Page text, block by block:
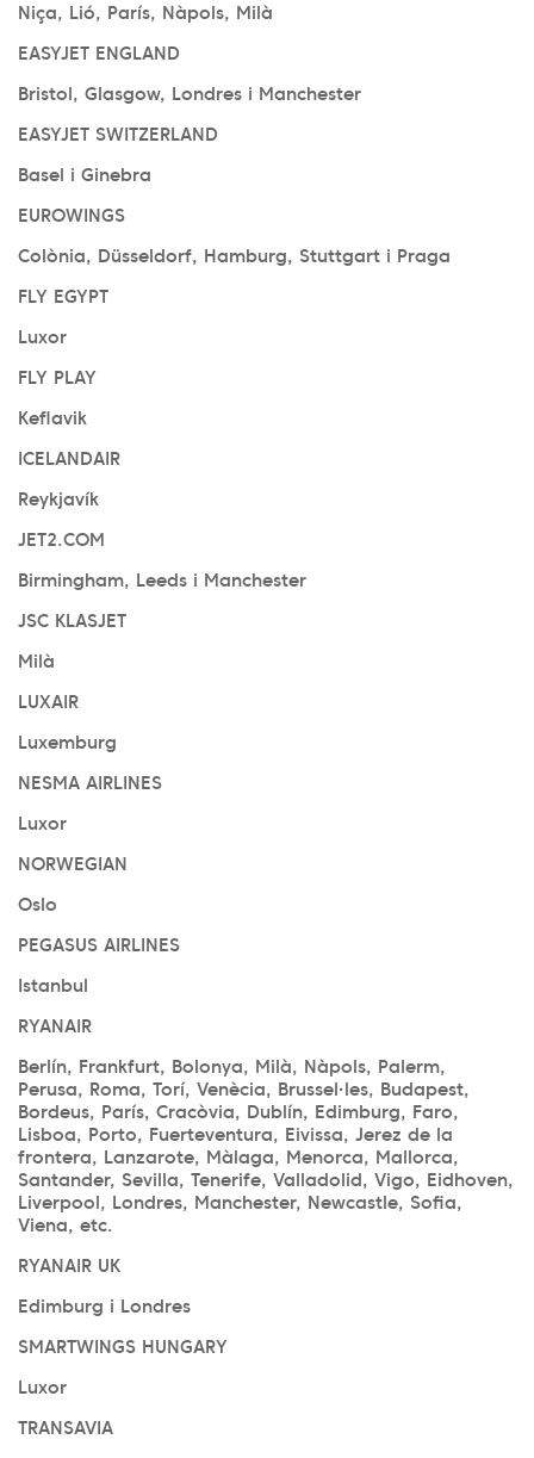
Niça, Lió, París, Nàpols, Milà
EASYJET ENGLAND
Bristol, Glasgow, Londres i Manchester
EASYJET SWITZERLAND
Basel i Ginebra
EUROWINGS
Colònia, Düsseldorf, Hamburg, Stuttgart i Praga
FLY EGYPT
Luxor
FLY PLAY
Keflavik
ICELANDAIR
Reykjavík
JET2.COM
Birmingham, Leeds i Manchester
JSC KLASJET
Milà
LUXAIR
Luxemburg
NESMA AIRLINES
Luxor
NORWEGIAN
Oslo
PEGASUS AIRLINES
Istanbul
RYANAIR
Berlín, Frankfurt, Bolonya, Milà, Nàpols, Palerm,
Perusa, Roma, Torí, Venècia, Brussel·les, Budapest,
Bordeus, París, Cracòvia, Dublín, Edimburg, Faro,
Lisboa, Porto, Fuerteventura, Eivissa, Jerez de la
frontera, Lanzarote, Màlaga, Menorca, Mallorca,
Santander, Sevilla, Tenerife, Valladolid, Vigo, Eidhoven,
Liverpool, Londres, Manchester, Newcastle, Sofia,
Viena, etc.
RYANAIR UK
Edimburg i Londres
SMARTWINGS HUNGARY
Luxor
TRANSAVIA